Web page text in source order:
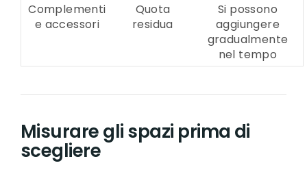
Complementi
e accessori
Quota
residua
Si possono
aggiungere
gradualmente
nel tempo
Misurare gli spazi prima di
scegliere